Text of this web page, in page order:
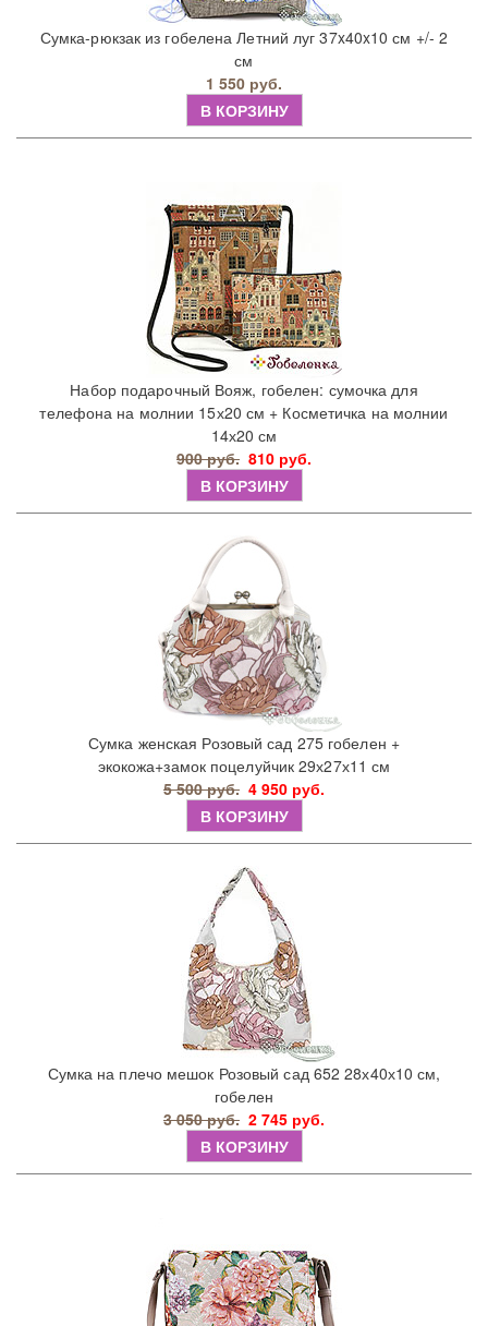
Сумка-рюкзак из гобелена Летний луг 37x40x10 см +/- 2
см
1 550 руб.
В КОРЗИНУ
Набор подарочный Вояж, гобелен: сумочка для
телефона на молнии 15х20 см + Косметичка на молнии
14х20 см
900 руб. 810 руб.
В КОРЗИНУ
Сумка женская Розовый сад 275 гобелен +
экокожа+замок поцелуйчик 29х27х11 см
5 500 руб. 4 950 руб.
В КОРЗИНУ
Сумка на плечо мешок Розовый сад 652 28х40х10 см,
гобелен
3 050 руб. 2 745 руб.
В КОРЗИНУ